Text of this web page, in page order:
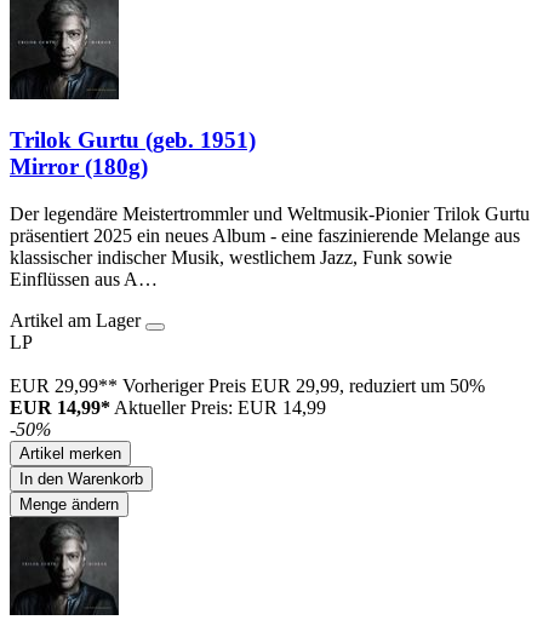
Trilok Gurtu (geb. 1951)
Mirror (180g)
Der legendäre Meistertrommler und Weltmusik-Pionier Trilok Gurtu
präsentiert 2025 ein neues Album - eine faszinierende Melange aus
klassischer indischer Musik, westlichem Jazz, Funk sowie
Einflüssen aus A…
Artikel am Lager
LP
EUR 29,99** Vorheriger Preis EUR 29,99, reduziert um 50%
EUR 14,99* Aktueller Preis: EUR 14,99
-50%
Artikel merken
In den Warenkorb
Menge ändern